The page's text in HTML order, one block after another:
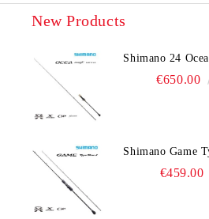
New Products
Shimano 24
€650.00
Shimano Game
€459.00